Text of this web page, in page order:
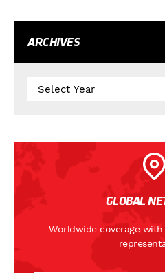
ARCHIVES
GLOBAL
Worldwide coverage